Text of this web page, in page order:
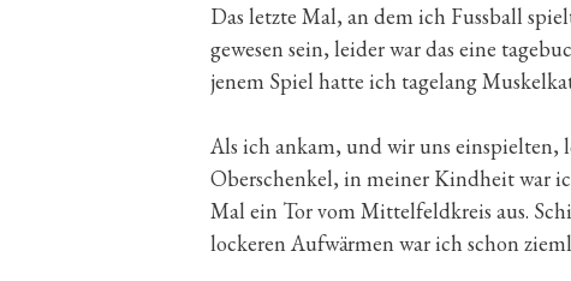
Das letzte Mal, an dem ich Fussball
gewesen sein, leider war das eine
jenem Spiel hatte ich tagelang
Als ich ankam, und wir uns einspielten,
Oberschenkel, in meiner Kindheit war
Mal ein Tor vom Mittelfeldkreis aus.
lockeren Aufwärmen war ich schon